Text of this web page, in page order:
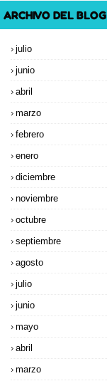
ARCHIVO DEL BLOG
julio
junio
abril
marzo
febrero
enero
diciembre
noviembre
octubre
septiembre
agosto
julio
junio
mayo
abril
marzo